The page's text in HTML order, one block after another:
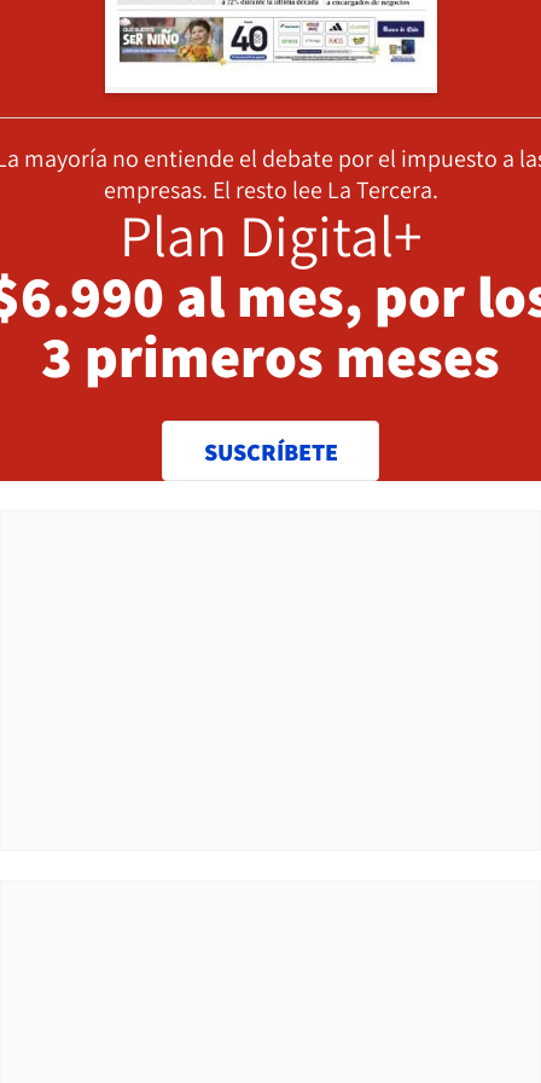
mayoría no entiende el debate por el impuesto a
empresas. El resto lee La Tercera.
Plan Digital+
al mes, por
3 primeros meses
SUSCRÍBETE